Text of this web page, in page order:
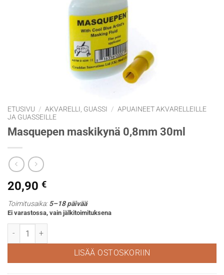
ETUSIVU / AKVARELLI, GUASSI / APUAINEET AKVARELLEILLE
JA GUASSEILLE
Masquepen maskikynä 0,8mm 30ml
20,90 €
Toimitusaika:5–18 päivää
Ei varastossa, vain jälkitoimituksena
Masquepen maskikynä 0,8mm 30ml määrä
LISÄÄ OSTOSKORIIN